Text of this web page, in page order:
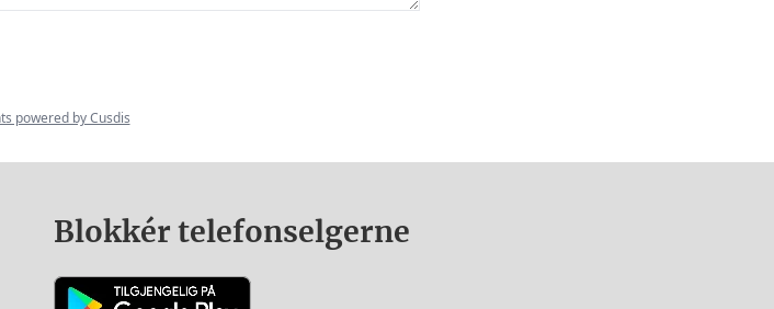
Blokkér telefonselgerne